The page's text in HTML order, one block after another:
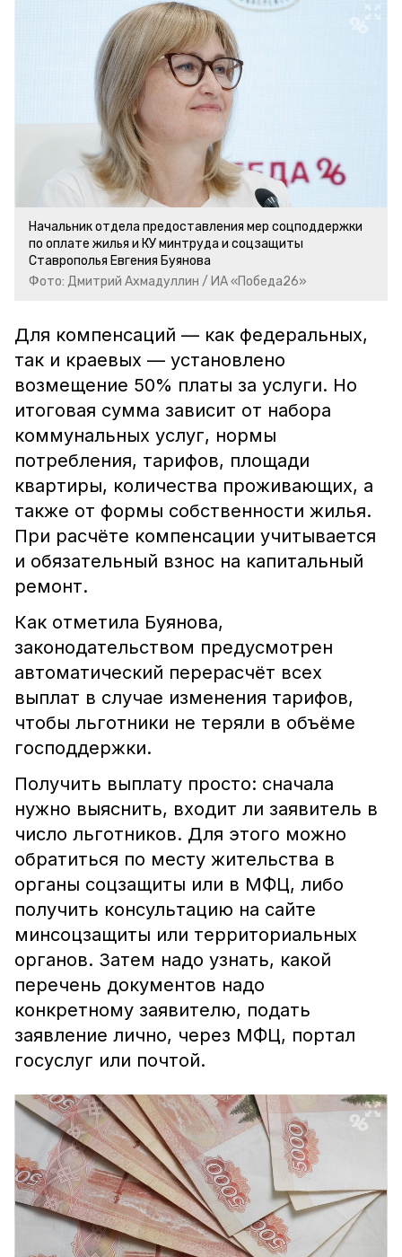
Начальник отдела предоставления мер соцподдержки
по оплате жилья и КУ минтруда и соцзащиты
Ставрополья Евгения Буянова
Фото: Дмитрий Ахмадуллин / ИА «Победа26»
Для компенсаций — как федеральных,
так и краевых — установлено
возмещение 50% платы за услуги. Но
итоговая сумма зависит от набора
коммунальных услуг, нормы
потребления, тарифов, площади
квартиры, количества проживающих, а
также от формы собственности жилья.
При расчёте компенсации учитывается
и обязательный взнос на капитальный
ремонт.
Как отметила Буянова,
законодательством предусмотрен
автоматический перерасчёт всех
выплат в случае изменения тарифов,
чтобы льготники не теряли в объёме
господдержки.
Получить выплату просто: сначала
нужно выяснить, входит ли заявитель в
число льготников. Для этого можно
обратиться по месту жительства в
органы соцзащиты или в МФЦ, либо
получить консультацию на сайте
минсоцзащиты или территориальных
органов. Затем надо узнать, какой
перечень документов надо
конкретному заявителю, подать
заявление лично, через МФЦ, портал
госуслуг или почтой.